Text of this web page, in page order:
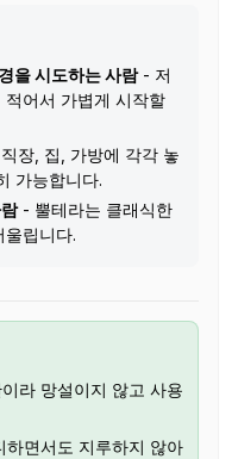
을 시도하는 사람- 저
어서 가볍게 시작할
장, 집, 가방에 각각 놓
가능합니다.
- 뿔테라는 클래식한
울립니다.
라 망설이지 않고 사용
하면서도 지루하지 않아